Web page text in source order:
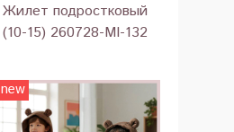
Жилет подростковый
(10-15) 260728-MI-132
new